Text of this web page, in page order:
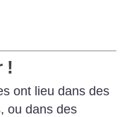
!
ont lieu dans des
ou dans des